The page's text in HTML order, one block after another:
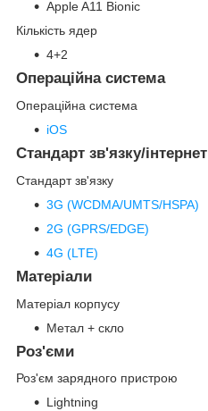
Apple A11 Bionic
Кількість ядер
4+2
Операційна система
Операційна система
iOS
Стандарт зв'язку/інтернет
Стандарт зв'язку
3G (WCDMA/UMTS/HSPA)
2G (GPRS/EDGE)
4G (LTE)
Матеріали
Матеріал корпусу
Метал + скло
Роз'єми
Роз'єм зарядного пристрою
Lightning